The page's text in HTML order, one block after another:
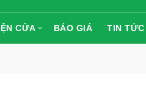
CỬA BÁO GIÁ TIN TỨC